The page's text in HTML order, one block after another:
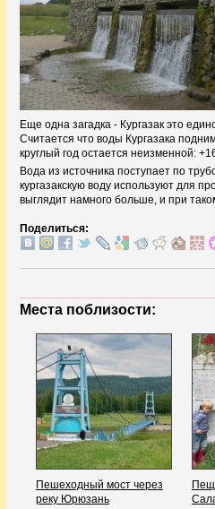
Еще одна загадка - Кургазак это
Считается что воды Кургазака
круглый год остается неизменной:
Вода из источника поступает по
кургазакскую воду используют для
выглядит намного больше, и при
Поделиться:
Места поблизости:
Пешеходный мост через
реку Юрюзань